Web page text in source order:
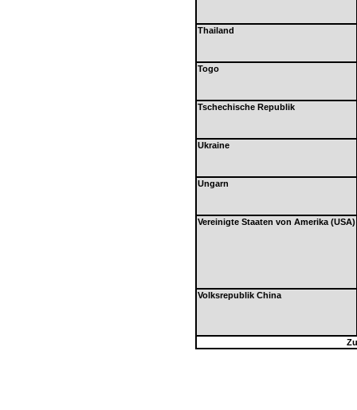
Thailand
Togo
Tschechische Republik
Ukraine
Ungarn
Vereinigte Staaten von Amerika (USA)
Volksrepublik China